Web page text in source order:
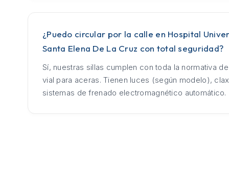
¿Puedo circular por la calle en Hospital
Santa Elena De La Cruz con total seguridad?
Sí, nuestras sillas cumplen con toda la normativa
vial para aceras. Tienen luces (según modelo),
sistemas de frenado electromagnético automático.